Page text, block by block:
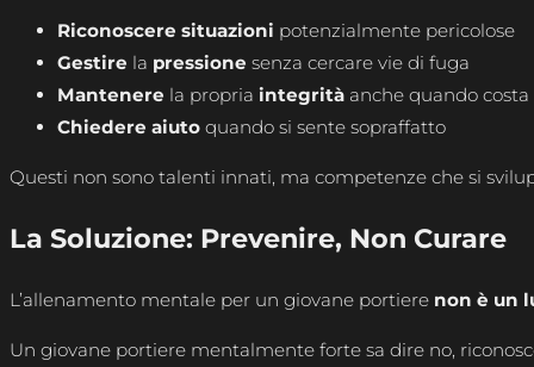
Riconoscere situazioni potenzialmente pericolose
Gestire la pressione senza cercare vie di fuga
Mantenere la propria integrità anche quando costa
Chiedere aiuto quando si sente sopraffatto
Questi non sono talenti innati, ma competenze che si
La Soluzione: Prevenire, Non Curare
L’allenamento mentale per un giovane portiere non è un
Un giovane portiere mentalmente forte sa dire no,